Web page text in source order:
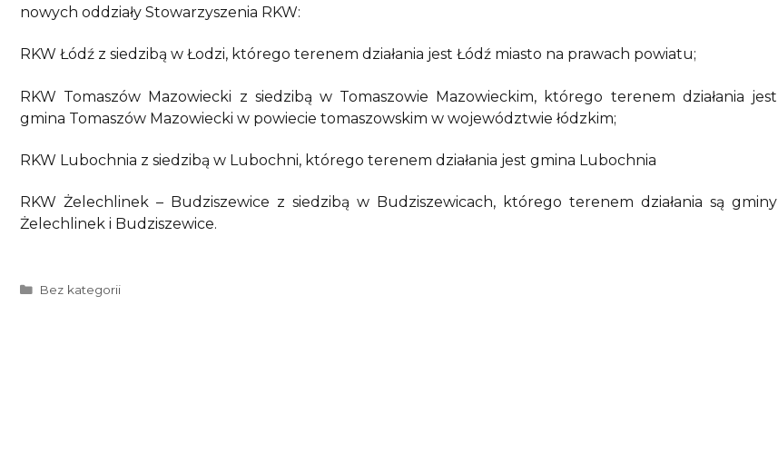
nowych oddziały Stowarzyszenia RKW:
RKW Łódź z siedzibą w Łodzi, którego terenem działania jest Łódź miasto na prawach powiatu;
RKW Tomaszów Mazowiecki z siedzibą w Tomaszowie Mazowieckim, którego terenem działania jest
gmina Tomaszów Mazowiecki w powiecie tomaszowskim w województwie łódzkim;
RKW Lubochnia z siedzibą w Lubochni, którego terenem działania jest gmina Lubochnia
RKW Żelechlinek – Budziszewice z siedzibą w Budziszewicach, którego terenem działania są gminy
Żelechlinek i Budziszewice.
Kategorie
Bez kategorii